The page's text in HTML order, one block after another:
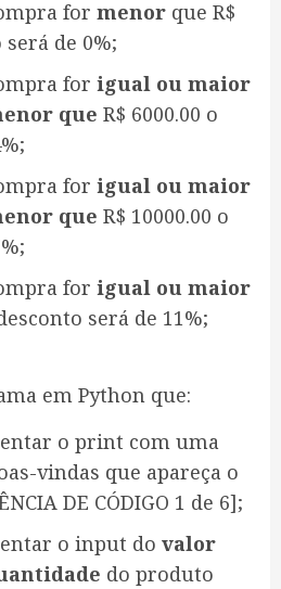
for menor que R$
será de 0%;
for igual ou maior
que R$ 6000.00 o
for igual ou maior
que R$ 10000.00 o
for igual ou maior
será de 11%;
em Python que:
o print com uma
vindas que apareça o
DE CÓDIGO 1 de 6];
o input do valor
do produto